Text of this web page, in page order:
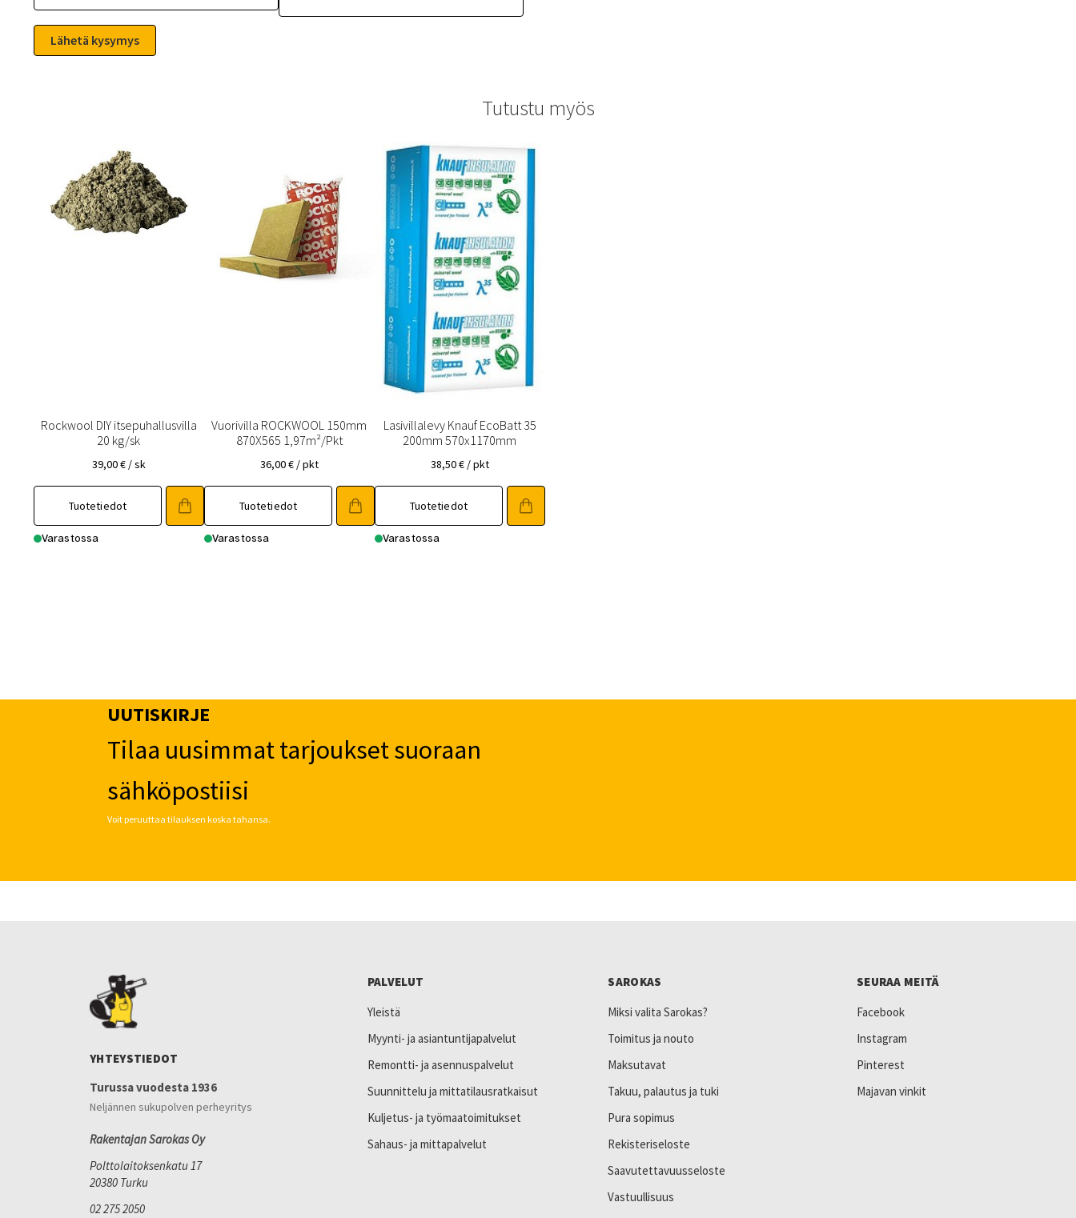
Tutustu myös
Rockwool DIY itsepuhallusvilla
20 kg/sk
39,00€ / sk
Tuotetiedot
Varastossa
Vuorivilla ROCKWOOL 150mm
870X565 1,97m²/Pkt
36,00€ / pkt
Tuotetiedot
Varastossa
Lasivillalevy Knauf EcoBatt 35
200mm 570x1170mm
38,50€ / pkt
Tuotetiedot
Varastossa
UUTISKIRJE
Tilaa uusimmat tarjoukset suoraan
sähköpostiisi
Voit peruuttaa tilauksen koska tahansa.
YHTEYSTIEDOT
Turussa vuodesta 1936
Neljännen sukupolven perheyritys
Rakentajan Sarokas Oy
Polttolaitoksenkatu 17
20380 Turku
02 275 2050
PALVELUT
Yleistä
Myynti- ja asiantuntijapalvelut
Remontti- ja asennuspalvelut
Suunnittelu ja mittatilausratkaisut
Kuljetus- ja työmaatoimitukset
Sahaus- ja mittapalvelut
SAROKAS
Miksi valita Sarokas?
Toimitus ja nouto
Maksutavat
Takuu, palautus ja tuki
Pura sopimus
Rekisteriseloste
Saavutettavuusseloste
Vastuullisuus
SEURAA MEITÄ
Facebook
Instagram
Pinterest
Majavan vinkit